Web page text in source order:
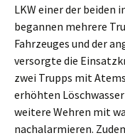
LKW einer der beiden
begannen mehrere
Fahrzeuges und der
versorgte die
zwei Trupps mit
erhöhten
weitere Wehren mit
nachalarmieren.